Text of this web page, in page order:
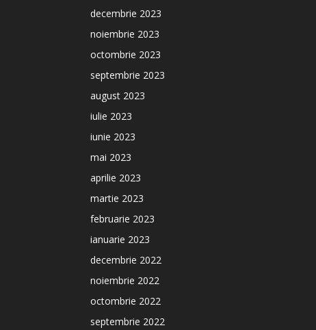
decembrie 2023
noiembrie 2023
octombrie 2023
septembrie 2023
august 2023
iulie 2023
iunie 2023
mai 2023
aprilie 2023
martie 2023
februarie 2023
ianuarie 2023
decembrie 2022
noiembrie 2022
octombrie 2022
septembrie 2022